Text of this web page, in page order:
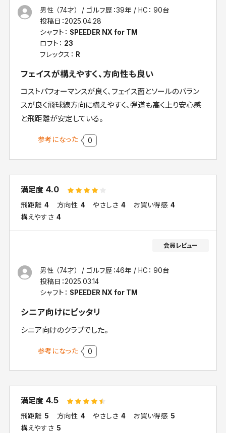
男性 （74才） ゴルフ歴：39年
HC： 90台
投稿日：2025.04.28
シャフト： SPEEDER NX for TM
ロフト： 23
フレックス： R
フェイスが構えやすく、方向性も良い
コストパフォーマンスが良く、フェイス面とソールのバラン
スが良く飛球線方向に構えやすく、弾道も高く上り安心感
と飛距離が安定している。
参考になった 0
満足度 4.0
飛距離 4 方向性 4 やさしさ 4 お買い得感 4
構えやすさ 4
男性 （74才） ゴルフ歴：46年
HC： 90台
投稿日：2025.03.14
シャフト： SPEEDER NX for TM
シニア向けにピッタリ
シニア向けのクラブでした。
参考になった 0
満足度 4.5
飛距離 5 方向性 4 やさしさ 4 お買い得感 5
構えやすさ 5